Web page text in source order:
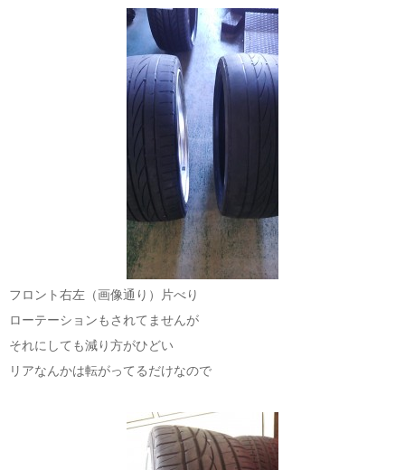
フロント右左（画像通り）片べり
ローテーションもされてませんが
それにしても減り方がひどい
リアなんかは転がってるだけなので